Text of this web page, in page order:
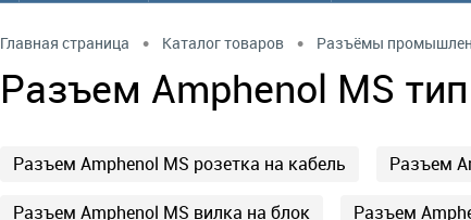
Главная страница • Каталог товаров • Разъёмы
Разъем Amphenol MS
Разъем Amphenol MS розетка на кабель Разъем
Разъем Amphenol MS вилка на блок Разъем